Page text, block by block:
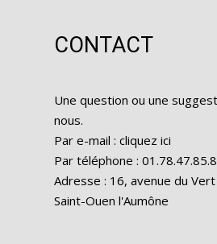
CONTACT
Une question ou une
nous.
Par e-mail : cliquez ici
Par téléphone :
Adresse : 16, avenue du
Saint-Ouen l'Aumône